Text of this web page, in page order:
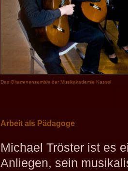
Das Gitarrenensemble der Musikakademie Kassel
Arbeit als Pädagoge
Michael Tröster ist es
Anliegen, sein